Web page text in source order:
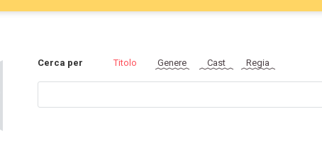
Cerca per Titolo Genere Cast Regia